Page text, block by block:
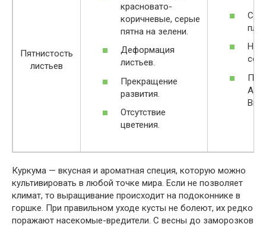
Пятнистость
листьев
красновато-
коричневые, серые
пятна на зелени.
Деформация
листьев.
Прекращение
развития.
Отсутствие
цветения.
Куркума — вкусная и ароматная специя, которую можно
культивировать в любой точке мира. Если не позволяет
климат, то выращивание происходит на подоконнике в
горшке. При правильном уходе кусты не болеют, их редко
поражают насекомые-вредители. С весны до заморозков